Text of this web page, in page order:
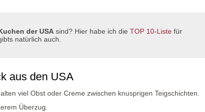
der USA sind? Hier habe ich die TOP 10-Liste für
natürlich auch.
aus den USA
viel Obst oder Creme zwischen knusprigen Teigschichten.
Überzug.